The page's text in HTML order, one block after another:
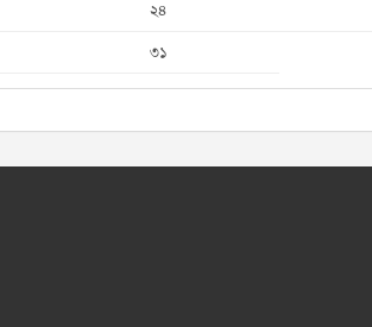
২৪
৩১